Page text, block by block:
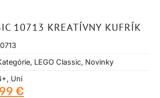
10713 KREATÍVNY KUFRÍK
, LEGO Classic, Novinky
, Uni
€